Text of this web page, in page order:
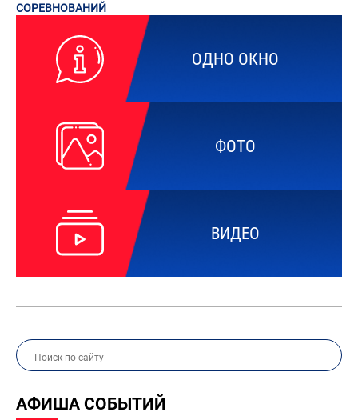
ОДНО ОКНО
ФОТО
ВИДЕО
АФИША СОБЫТИЙ
СОРЕВНОВАНИЙ